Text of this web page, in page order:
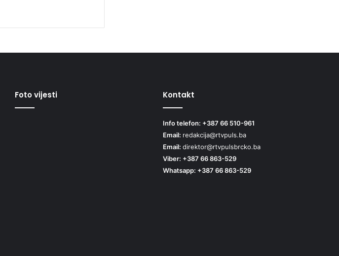
Foto vijesti Kontakt
Info telefon: +387 66 510-961
Email: redakcija@rtvpuls.ba
Email: direktor@rtvpulsbrcko.ba
Viber: +387 66 863-529
Whatsapp: +387 66 863-529